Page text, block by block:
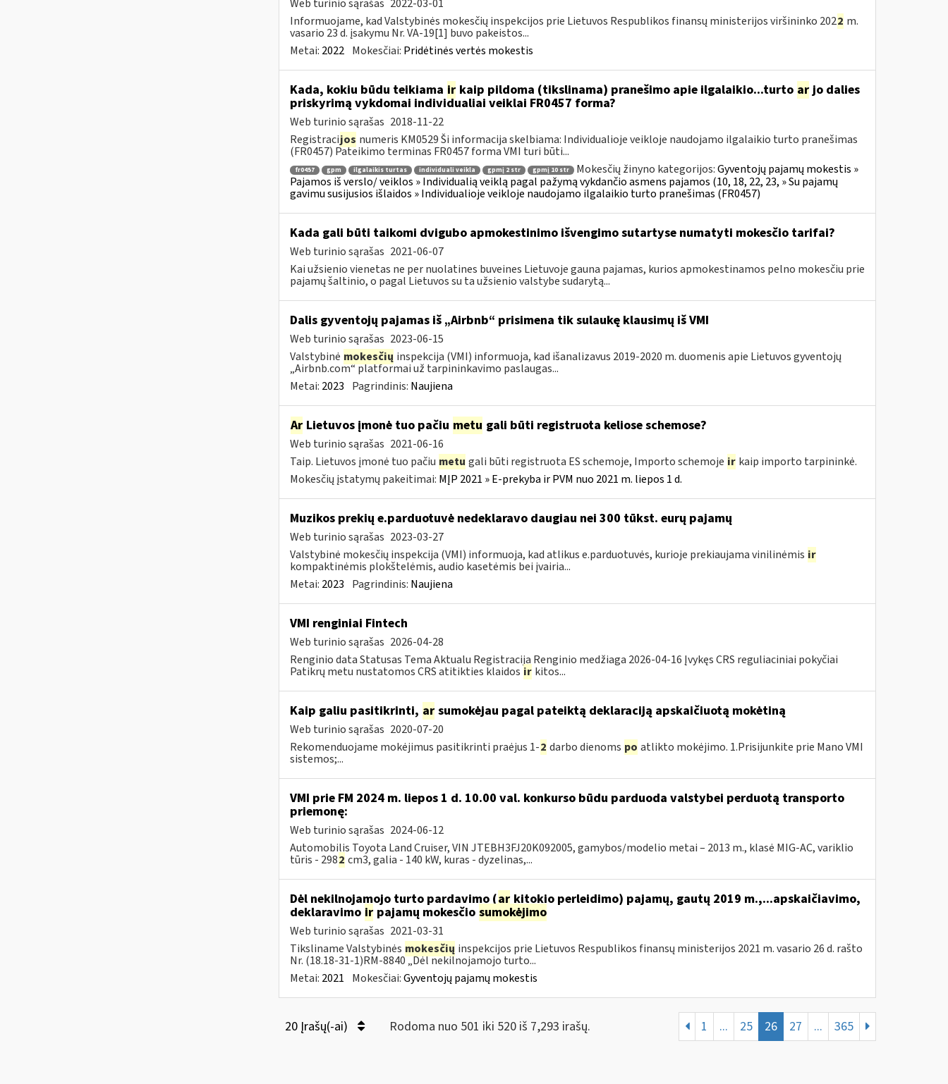
Web turinio sąrašas 2022-03-01
Informuojame, kad Valstybinės mokesčių inspekcijos prie Lietuvos Respublikos finansų ministerijos viršininko 2022 m.
vasario 23 d. įsakymu Nr. VA-19[1] buvo pakeistos...
Metai: 2022 Mokesčiai: Pridėtinės vertės mokestis
Kada, kokiu būdu teikiama irkaip pildoma (tikslinama) pranešimo apie ilgalaikio...turto arjo dalies
priskyrimą vykdomai individualiai veiklai FR0457 forma?
Web turinio sąrašas 2018-11-22
Registracijos numeris KM0529 Ši informacija skelbiama: Individualioje veikloje naudojamo ilgalaikio turto pranešimas
(FR0457) Pateikimo terminas FR0457 forma VMI turi būti...
fr0457 gpm ilgalaikis turtas individuali veikla gpmį 2 str gpmį 10 str Mokesčių žinyno kategorijos:Gyventojų pajamų mokestis »
Pajamos iš verslo/ veiklos » Individualią veiklą pagal pažymą vykdančio asmens pajamos (10, 18, 22, 23, » Su pajamų
gavimu susijusios išlaidos » Individualioje veikloje naudojamo ilgalaikio turto pranešimas (FR0457)
Kada gali būti taikomi dvigubo apmokestinimo išvengimo sutartyse numatyti mokesčio tarifai?
Web turinio sąrašas 2021-06-07
Kai užsienio vienetas ne per nuolatines buveines Lietuvoje gauna pajamas, kurios apmokestinamos pelno mokesčiu prie
pajamų šaltinio, o pagal Lietuvos su ta užsienio valstybe sudarytą...
Dalis gyventojų pajamas iš „Airbnb“ prisimena tik sulaukę klausimų iš VMI
Web turinio sąrašas 2023-06-15
Valstybinė mokesčių inspekcija (VMI) informuoja, kad išanalizavus 2019-2020 m. duomenis apie Lietuvos gyventojų
„Airbnb.com“ platformai už tarpininkavimo paslaugas...
Metai: 2023 Pagrindinis: Naujiena
ArLietuvos įmonė tuo pačiu metu gali būti registruota keliose schemose?
Web turinio sąrašas 2021-06-16
Taip. Lietuvos įmonė tuo pačiu metu gali būti registruota ES schemoje, Importo schemoje ir kaip importo tarpininkė.
Mokesčių įstatymų pakeitimai: MĮP 2021 » E-prekyba ir PVM nuo 2021 m. liepos 1 d.
Muzikos prekių e.parduotuvė nedeklaravo daugiau nei 300 tūkst. eurų pajamų
Web turinio sąrašas 2023-03-27
Valstybinė mokesčių inspekcija (VMI) informuoja, kad atlikus e.parduotuvės, kurioje prekiaujama vinilinėmis ir
kompaktinėmis plokštelėmis, audio kasetėmis bei įvairia...
Metai: 2023 Pagrindinis: Naujiena
VMI renginiai Fintech
Web turinio sąrašas 2026-04-28
Renginio data Statusas Tema Aktualu Registracija Renginio medžiaga 2026-04-16 Įvykęs CRS reguliaciniai pokyčiai
Patikrų metu nustatomos CRS atitikties klaidos ir kitos...
Kaip galiu pasitikrinti, arsumokėjau pagal pateiktą deklaraciją apskaičiuotą mokėtiną
Web turinio sąrašas 2020-07-20
Rekomenduojame mokėjimus pasitikrinti praėjus 1-2 darbo dienoms po atlikto mokėjimo. 1.Prisijunkite prie Mano VMI
sistemos;...
VMI prie FM 2024 m. liepos 1 d. 10.00 val. konkurso būdu parduoda valstybei perduotą transporto
priemonę:
Web turinio sąrašas 2024-06-12
Automobilis Toyota Land Cruiser, VIN JTEBH3FJ20K092005, gamybos/modelio metai – 2013 m., klasė MIG-AC, variklio
tūris - 2982 cm3, galia - 140 kW, kuras - dyzelinas,...
Dėl nekilnojamojo turto pardavimo (arkitokio perleidimo) pajamų, gautų 2019 m.,...apskaičiavimo,
deklaravimo irpajamų mokesčio sumokėjimo
Web turinio sąrašas 2021-03-31
Tiksliname Valstybinės mokesčių inspekcijos prie Lietuvos Respublikos finansų ministerijos 2021 m. vasario 26 d. rašto
Nr. (18.18-31-1)RM-8840 „Dėl nekilnojamojo turto...
Metai: 2021 Mokesčiai:Gyventojų pajamų mokestis
20 Įrašų(-ai) Rodoma nuo 501 iki 520 iš 7,293 irašų. 1 ... 25 26 27 ... 365